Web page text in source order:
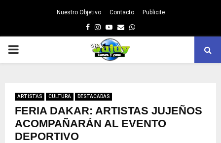
Nuestro Objetivo Contacto Publicite
Facebook
Instagram
Youtube
EmailWhatsapp
PRIMARY
ARTISTAS CULTURA DESTACADAS
FERIA DAKAR: ARTISTAS JUJEÑOS
ACOMPAÑARÁN AL EVENTO
DEPORTIVO